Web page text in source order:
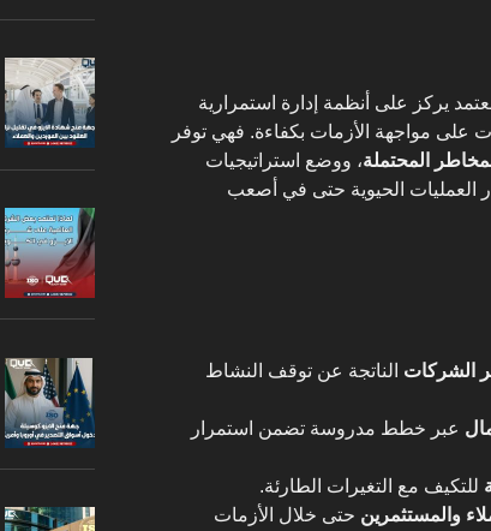
يركز على أنظمة إدارة استمرارية
على مواجهة الأزمات بكفاءة. فهي توفر
المحتملة، ووضع استراتيجيات
العمليات الحيوية حتى في أصعب
الشركات الناتجة عن توقف النشاط
عبر خطط مدروسة تضمن استمرار
للتكيف مع التغيرات الطارئة.
والمستثمرين حتى خلال الأزمات